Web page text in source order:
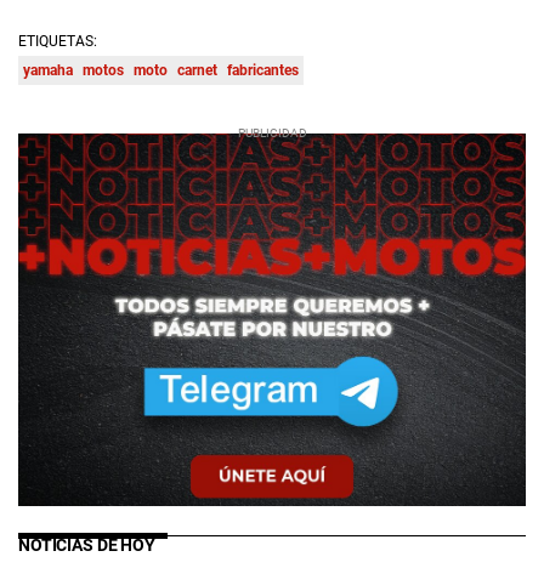
ETIQUETAS:
yamaha motos moto carnet fabricantes
NOTICIAS DE HOY